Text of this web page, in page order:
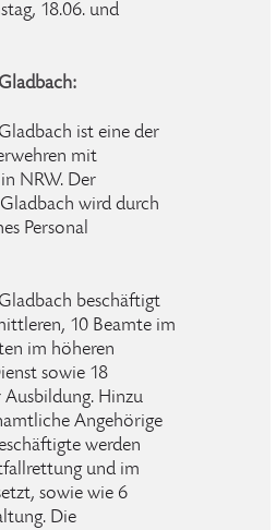
18.06. und
ist eine der
mit
NRW. Der
wird durch
Personal
beschäftigt
10 Beamte im
im höheren
sowie 18
Hinzu
Angehörige
werden
und im
sowie wie 6
Die